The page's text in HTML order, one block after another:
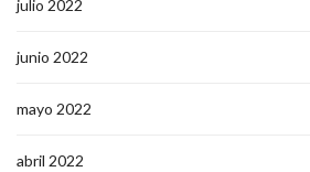
julio 2022
junio 2022
mayo 2022
abril 2022